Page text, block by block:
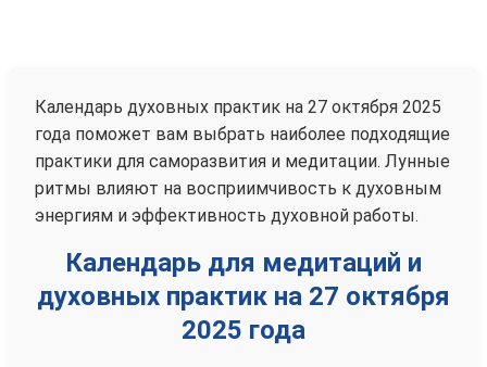
Календарь духовных практик на 27 октября 2025
года поможет вам выбрать наиболее подходящие
практики для саморазвития и медитации. Лунные
ритмы влияют на восприимчивость к духовным
энергиям и эффективность духовной работы.
Календарь для медитаций и
духовных практик на 27 октября
2025 года